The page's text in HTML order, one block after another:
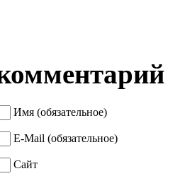
Имя (обязательное)
E-Mail (обязательное)
Сайт